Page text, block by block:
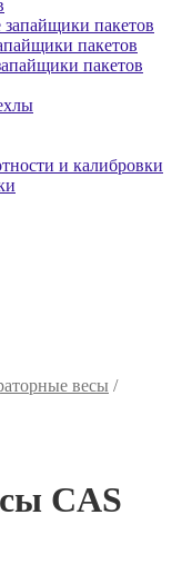
пакетов
пакетов
пакетов
и калибровки
весы /
CAS